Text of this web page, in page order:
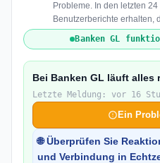
Probleme. In den letzten
Benutzerberichte erhalten,
Banken GL
Bei Banken GL läuft alles
Letzte Meldung: vor 16
Ein
🌐 Überprüfen Sie
und Verbindung in